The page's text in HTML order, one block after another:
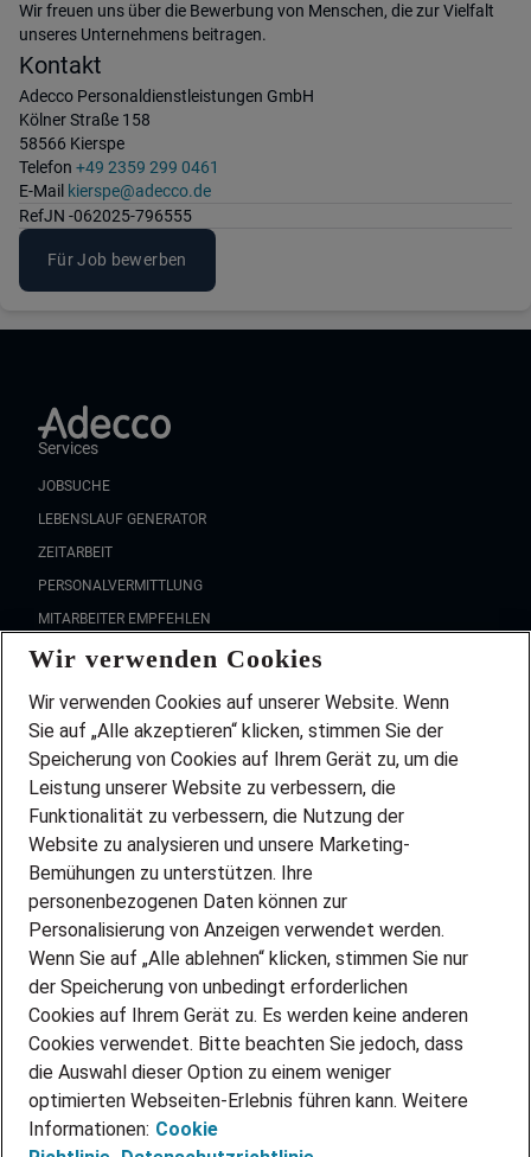
Wir freuen uns über die Bewerbung von Menschen, die zur Vielfalt
unseres Unternehmens beitragen.
Kontakt
Adecco Personaldienstleistungen GmbH
Kölner Straße 158
58566 Kierspe
Telefon +49 2359 299 0461
E-Mail kierspe@adecco.de
RefJN -062025-796555
Für Job bewerben
Services
JOBSUCHE
LEBENSLAUF GENERATOR
ZEITARBEIT
PERSONALVERMITTLUNG
MITARBEITER EMPFEHLEN
FAQ
Wir stellen ein!
DEINE BERUFSGRUPPE
DEINE LEBENSSITUATION
PARTNERSHIP WITH AIRBUS
INITIATIV BEWERBEN
ÜBER UNS
STANDORTE
BLOG
PRESSE
KONTAKT
@Adecco 2026
IMPRESSUM
Wir verwenden Cookies
Wir verwenden Cookies auf unserer Website. Wenn
Sie auf „Alle akzeptieren“ klicken, stimmen Sie der
Speicherung von Cookies auf Ihrem Gerät zu, um die
Leistung unserer Website zu verbessern, die
Funktionalität zu verbessern, die Nutzung der
Website zu analysieren und unsere Marketing-
Bemühungen zu unterstützen. Ihre
personenbezogenen Daten können zur
Personalisierung von Anzeigen verwendet werden.
Wenn Sie auf „Alle ablehnen“ klicken, stimmen Sie nur
der Speicherung von unbedingt erforderlichen
Cookies auf Ihrem Gerät zu. Es werden keine anderen
Cookies verwendet. Bitte beachten Sie jedoch, dass
die Auswahl dieser Option zu einem weniger
optimierten Webseiten-Erlebnis führen kann. Weitere
Informationen: Cookie